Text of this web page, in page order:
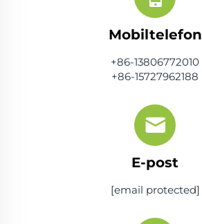
Mobiltelefon
+86-13806772010
+86-15727962188
E-post
[email protected]